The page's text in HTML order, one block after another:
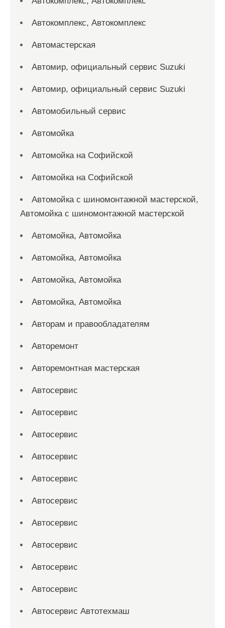
Автокомплекс, Автокомплекс
Автомастерская
Автомир, официальный сервис Suzuki
Автомир, официальный сервис Suzuki
Автомобильный сервис
Автомойка
Автомойка на Софийской
Автомойка на Софийской
Автомойка с шиномонтажной мастерской,
Автомойка с шиномонтажной мастерской
Автомойка, Автомойка
Автомойка, Автомойка
Автомойка, Автомойка
Автомойка, Автомойка
Авторам и правообладателям
Авторемонт
Авторемонтная мастерская
Автосервис
Автосервис
Автосервис
Автосервис
Автосервис
Автосервис
Автосервис
Автосервис
Автосервис
Автосервис
Автосервис Автотехмаш